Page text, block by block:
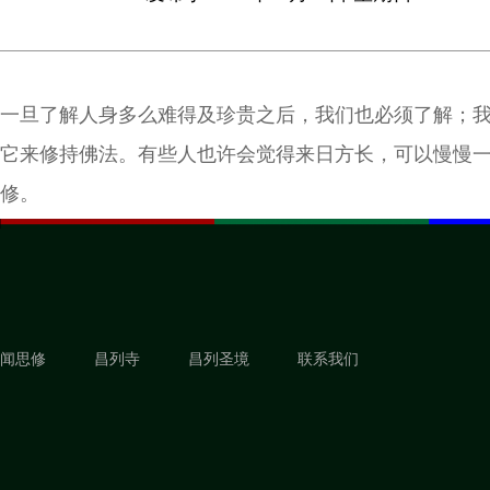
一旦了解人身多么难得及珍贵之后，我们也必须了解；
它来修持佛法。有些人也许会觉得来日方长，可以慢慢
修。
闻思修 昌列寺 昌列圣境 联系我们